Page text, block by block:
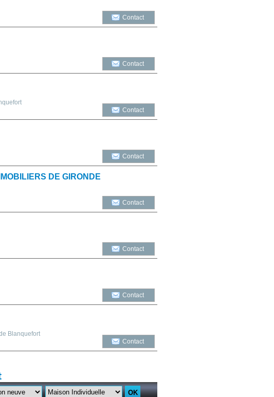
Contact
Contact
Contact
Contact
DE GIRONDE
Contact
Contact
Contact
Blanquefort
Contact